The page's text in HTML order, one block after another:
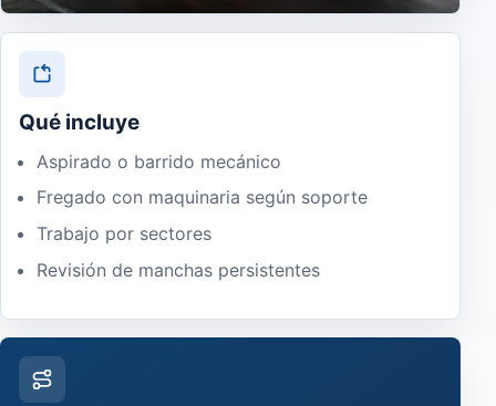
Qué incluye
Aspirado o barrido mecánico
Fregado con maquinaria según soporte
Trabajo por sectores
Revisión de manchas persistentes